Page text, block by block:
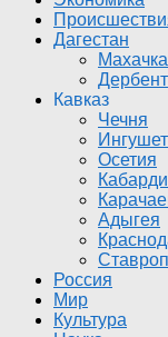
Дагестан
Дербент
Кавказ
Чечня
Осетия
Адыгея
Россия
Мир
Культура